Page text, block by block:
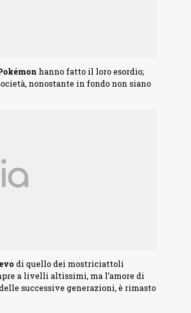
hanno fatto il loro esordio;
nonostante in fondo non siano
di quello dei mostriciattoli
a livelli altissimi, ma l’amore di
successive generazioni, è rimasto